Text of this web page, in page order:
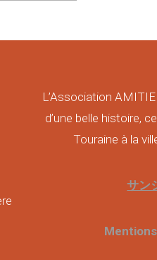
L’Association
d’une belle histoire,
Touraine à la
サン